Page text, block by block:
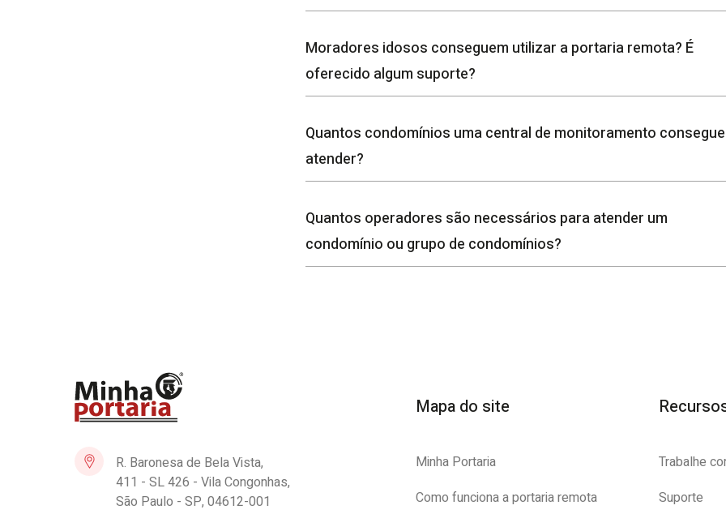
Moradores idosos conseguem utilizar a portaria remota? É
oferecido algum suporte?
Quantos condomínios uma central de monitoramento consegue
atender?
Quantos operadores são necessários para atender um
condomínio ou grupo de condomínios?
R. Baronesa de Bela Vista,
411 - SL 426 - Vila Congonhas,
São Paulo - SP, 04612-001
Mapa do site
Minha Portaria
Como funciona a portaria remota
Trabalhe
Suporte